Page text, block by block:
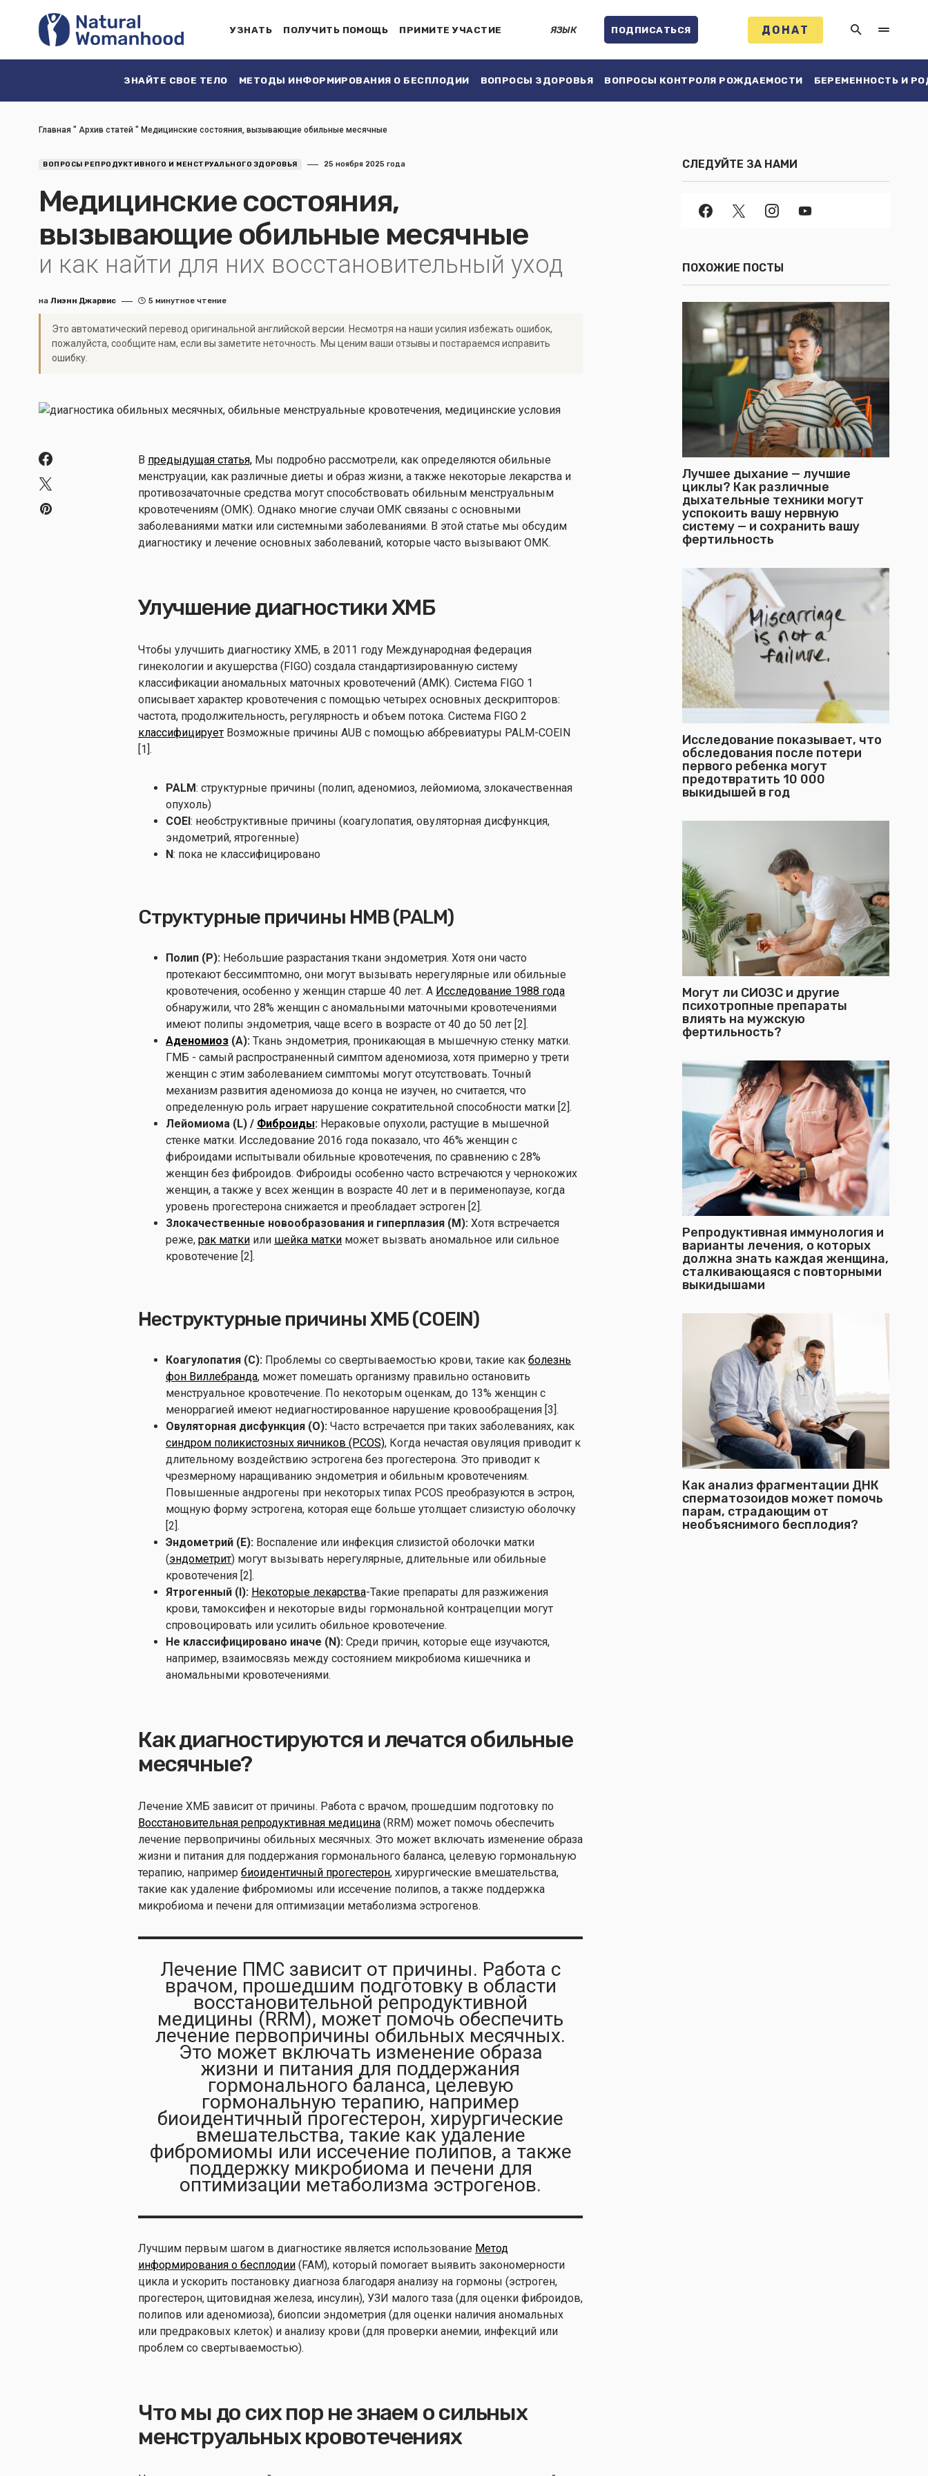
УЗНАТЬ ПОЛУЧИТЬ ПОМОЩЬ ПРИМИТЕ УЧАСТИЕ ЯЗЫК ПОДПИСАТЬСЯ ДОНАТ
ЗНАЙТЕ СВОЕ ТЕЛО МЕТОДЫ ИНФОРМИРОВАНИЯ О БЕСПЛОДИИ ВОПРОСЫ ЗДОРОВЬЯ ВОПРОСЫ КОНТРОЛЯ РОЖДАЕМОСТИ БЕРЕМЕННОСТЬ И
Главная " Архив статей " Медицинские состояния, вызывающие обильные месячные
ВОПРОСЫ РЕПРОДУКТИВНОГО И МЕНСТРУАЛЬНОГО ЗДОРОВЬЯ 25 ноября 2025 года
Медицинские состояния,
вызывающие обильные месячные
и как найти для них восстановительный уход
на Лиэнн Джарвис 5 минутное чтение
Это автоматический перевод оригинальной английской версии. Несмотря на наши усилия избежать ошибок,
пожалуйста, сообщите нам, если вы заметите неточность. Мы ценим ваши отзывы и постараемся исправить
ошибку.
В предыдущая статья, Мы подробно рассмотрели, как определяются обильные
менструации, как различные диеты и образ жизни, а также некоторые лекарства и
противозачаточные средства могут способствовать обильным менструальным
кровотечениям (ОМК). Однако многие случаи ОМК связаны с основными
заболеваниями матки или системными заболеваниями. В этой статье мы обсудим
диагностику и лечение основных заболеваний, которые часто вызывают ОМК.
Улучшение диагностики ХМБ
Чтобы улучшить диагностику ХМБ, в 2011 году Международная федерация
гинекологии и акушерства (FIGO) создала стандартизированную систему
классификации аномальных маточных кровотечений (АМК). Система FIGO 1
описывает характер кровотечения с помощью четырех основных дескрипторов:
частота, продолжительность, регулярность и объем потока. Система FIGO 2
классифицирует Возможные причины AUB с помощью аббревиатуры PALM-COEIN
[1].
PALM: структурные причины (полип, аденомиоз, лейомиома, злокачественная
опухоль)
COEI: необструктивные причины (коагулопатия, овуляторная дисфункция,
эндометрий, ятрогенные)
N: пока не классифицировано
Структурные причины HMB (PALM)
Полип (P): Небольшие разрастания ткани эндометрия. Хотя они часто
протекают бессимптомно, они могут вызывать нерегулярные или обильные
кровотечения, особенно у женщин старше 40 лет. A Исследование 1988 года
обнаружили, что 28% женщин с аномальными маточными кровотечениями
имеют полипы эндометрия, чаще всего в возрасте от 40 до 50 лет [2].
Аденомиоз (A): Ткань эндометрия, проникающая в мышечную стенку матки.
ГМБ - самый распространенный симптом аденомиоза, хотя примерно у трети
женщин с этим заболеванием симптомы могут отсутствовать. Точный
механизм развития аденомиоза до конца не изучен, но считается, что
определенную роль играет нарушение сократительной способности матки [2].
Лейомиома (L) / Фиброиды: Нераковые опухоли, растущие в мышечной
стенке матки. Исследование 2016 года показало, что 46% женщин с
фиброидами испытывали обильные кровотечения, по сравнению с 28%
женщин без фиброидов. Фиброиды особенно часто встречаются у чернокожих
женщин, а также у всех женщин в возрасте 40 лет и в перименопаузе, когда
уровень прогестерона снижается и преобладает эстроген [2].
Злокачественные новообразования и гиперплазия (M): Хотя встречается
реже, рак матки или шейка матки может вызвать аномальное или сильное
кровотечение [2].
Неструктурные причины ХМБ (COEIN)
Коагулопатия (C): Проблемы со свертываемостью крови, такие как болезнь
фон Виллебранда, может помешать организму правильно остановить
менструальное кровотечение. По некоторым оценкам, до 13% женщин с
меноррагией имеют недиагностированное нарушение кровообращения [3].
Овуляторная дисфункция (О): Часто встречается при таких заболеваниях, как
синдром поликистозных яичников (PCOS), Когда нечастая овуляция приводит к
длительному воздействию эстрогена без прогестерона. Это приводит к
чрезмерному наращиванию эндометрия и обильным кровотечениям.
Повышенные андрогены при некоторых типах PCOS преобразуются в эстрон,
мощную форму эстрогена, которая еще больше утолщает слизистую оболочку
[2].
Эндометрий (E): Воспаление или инфекция слизистой оболочки матки
(эндометрит) могут вызывать нерегулярные, длительные или обильные
кровотечения [2].
Ятрогенный (I): Некоторые лекарства-Такие препараты для разжижения
крови, тамоксифен и некоторые виды гормональной контрацепции могут
спровоцировать или усилить обильное кровотечение.
Не классифицировано иначе (N): Среди причин, которые еще изучаются,
например, взаимосвязь между состоянием микробиома кишечника и
аномальными кровотечениями.
Как диагностируются и лечатся обильные
месячные?
Лечение ХМБ зависит от причины. Работа с врачом, прошедшим подготовку по
Восстановительная репродуктивная медицина (RRM) может помочь обеспечить
лечение первопричины обильных месячных. Это может включать изменение образа
жизни и питания для поддержания гормонального баланса, целевую гормональную
терапию, например биоидентичный прогестерон, хирургические вмешательства,
такие как удаление фибромиомы или иссечение полипов, а также поддержка
микробиома и печени для оптимизации метаболизма эстрогенов.
Лечение ПМС зависит от причины. Работа с
врачом, прошедшим подготовку в области
восстановительной репродуктивной
медицины (RRM), может помочь обеспечить
лечение первопричины обильных месячных.
Это может включать изменение образа
жизни и питания для поддержания
гормонального баланса, целевую
гормональную терапию, например
биоидентичный прогестерон, хирургические
вмешательства, такие как удаление
фибромиомы или иссечение полипов, а также
поддержку микробиома и печени для
оптимизации метаболизма эстрогенов.
Лучшим первым шагом в диагностике является использование Метод
информирования о бесплодии (FAM), который помогает выявить закономерности
цикла и ускорить постановку диагноза благодаря анализу на гормоны (эстроген,
прогестерон, щитовидная железа, инсулин), УЗИ малого таза (для оценки фиброидов,
полипов или аденомиоза), биопсии эндометрия (для оценки наличия аномальных
или предраковых клеток) и анализу крови (для проверки анемии, инфекций или
проблем со свертываемостью).
Что мы до сих пор не знаем о сильных
менструальных кровотечениях
СЛЕДУЙТЕ ЗА НАМИ
ПОХОЖИЕ ПОСТЫ
Лучшее дыхание — лучшие
циклы? Как различные
дыхательные техники могут
успокоить вашу нервную
систему — и сохранить вашу
фертильность
Исследование показывает, что
обследования после потери
первого ребенка могут
предотвратить 10 000
выкидышей в год
Могут ли СИОЗС и другие
психотропные препараты
влиять на мужскую
фертильность?
Репродуктивная иммунология и
варианты лечения, о которых
должна знать каждая женщина,
сталкивающаяся с повторными
выкидышами
Как анализ фрагментации ДНК
сперматозоидов может помочь
парам, страдающим от
необъяснимого бесплодия?